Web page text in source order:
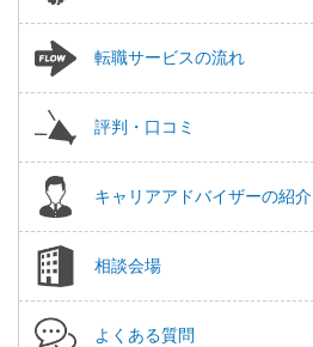
転職サービスの流れ
評判・口コミ
キャリアアドバイザーの紹介
相談会場
よくある質問